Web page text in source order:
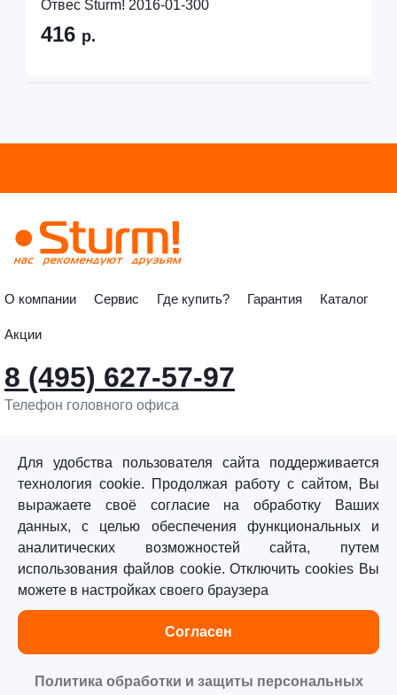
Отвес Sturm! 2016-01-300
416 р.
О компании Сервис Где купить? Гарантия Каталог
Акции
8 (495) 627-57-97
Телефон головного офиса
©«Sturm!» 2011–2026 ®
Все права защищены.
Политика обработки персональных данных
Для удобства пользователя сайта поддерживается
технология cookie. Продолжая работу с сайтом, Вы
выражаете своё согласие на обработку Ваших
данных, с целью обеспечения функциональных и
аналитических возможностей сайта, путем
использования файлов cookie. Отключить cookies Вы
можете в настройках своего браузера
Согласен
Политика обработки и защиты персональных